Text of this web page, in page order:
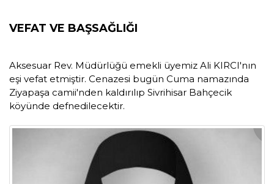
VEFAT VE BAŞSAĞLIĞI
Aksesuar Rev. Müdürlüğü emekli üyemiz Ali KIRCI'nın
eşi vefat etmiştir. Cenazesi bugün Cuma namazında
Ziyapaşa camii'nden kaldırılıp Sivrihisar Bahçecik
köyünde defnedilecektir.